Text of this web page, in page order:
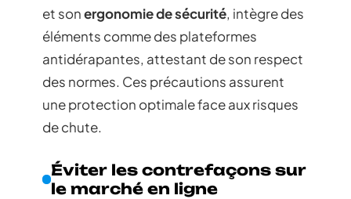
et sonergonomie de sécurité, intègre des
éléments comme des plateformes
antidérapantes, attestant de son respect
des normes. Ces précautions assurent
une protection optimale face aux risques
de chute.
Éviter les contrefaçons sur
le marché en ligne